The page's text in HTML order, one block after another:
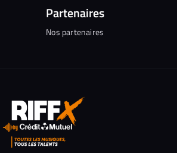
Partenaires
Nos partenaires